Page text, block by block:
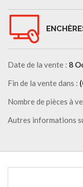
Date de la vente : 8
Fin de la vente dans :
Nombre de pièces à
Autres informations